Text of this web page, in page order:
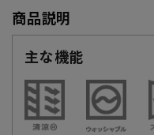
商品説明
主な機能